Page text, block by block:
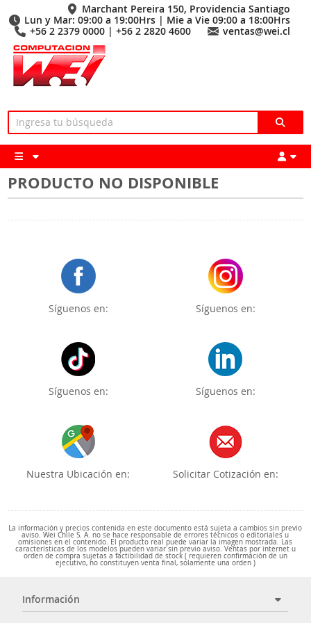
Marchant Pereira 150, Providencia Santiago
Lun y Mar: 09:00 a 19:00Hrs | Mie a Vie 09:00 a 18:00Hrs
+56 2 2379 0000 | +56 2 2820 4600
ventas@wei.cl
PRODUCTO NO DISPONIBLE
Síguenos en: Síguenos en:
Síguenos en: Síguenos en:
Nuestra Ubicación en: Solicitar Cotización en:
La información y precios contenida en este documento está sujeta a cambios sin previo
aviso. Wei Chile S. A. no se hace responsable de errores técnicos o editoriales u
omisiones en el contenido. El producto real puede variar la imagen mostrada. Las
características de los modelos pueden variar sin previo aviso. Ventas por internet u
orden de compra sujetas a factibilidad de stock ( requieren confirmación de un
ejecutivo, no constituyen venta final, solamente una orden )
Información